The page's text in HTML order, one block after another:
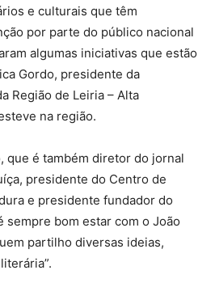
e culturais que têm
por parte do público nacional
algumas iniciativas que estão
Gordo, presidente da
Região de Leiria – Alta
na região.
que é também diretor do jornal
presidente do Centro de
e presidente fundador do
sempre bom estar com o João
partilho diversas ideias,